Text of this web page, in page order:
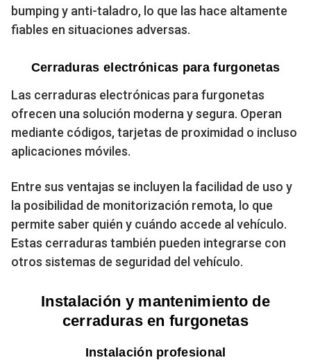
bumping y anti-taladro, lo que las hace altamente
fiables en situaciones adversas.
Cerraduras electrónicas para furgonetas
Las cerraduras electrónicas para furgonetas
ofrecen una solución moderna y segura. Operan
mediante códigos, tarjetas de proximidad o incluso
aplicaciones móviles.
Entre sus ventajas se incluyen la facilidad de uso y
la posibilidad de monitorización remota, lo que
permite saber quién y cuándo accede al vehículo.
Estas cerraduras también pueden integrarse con
otros sistemas de seguridad del vehículo.
Instalación y mantenimiento de
cerraduras en furgonetas
Instalación profesional